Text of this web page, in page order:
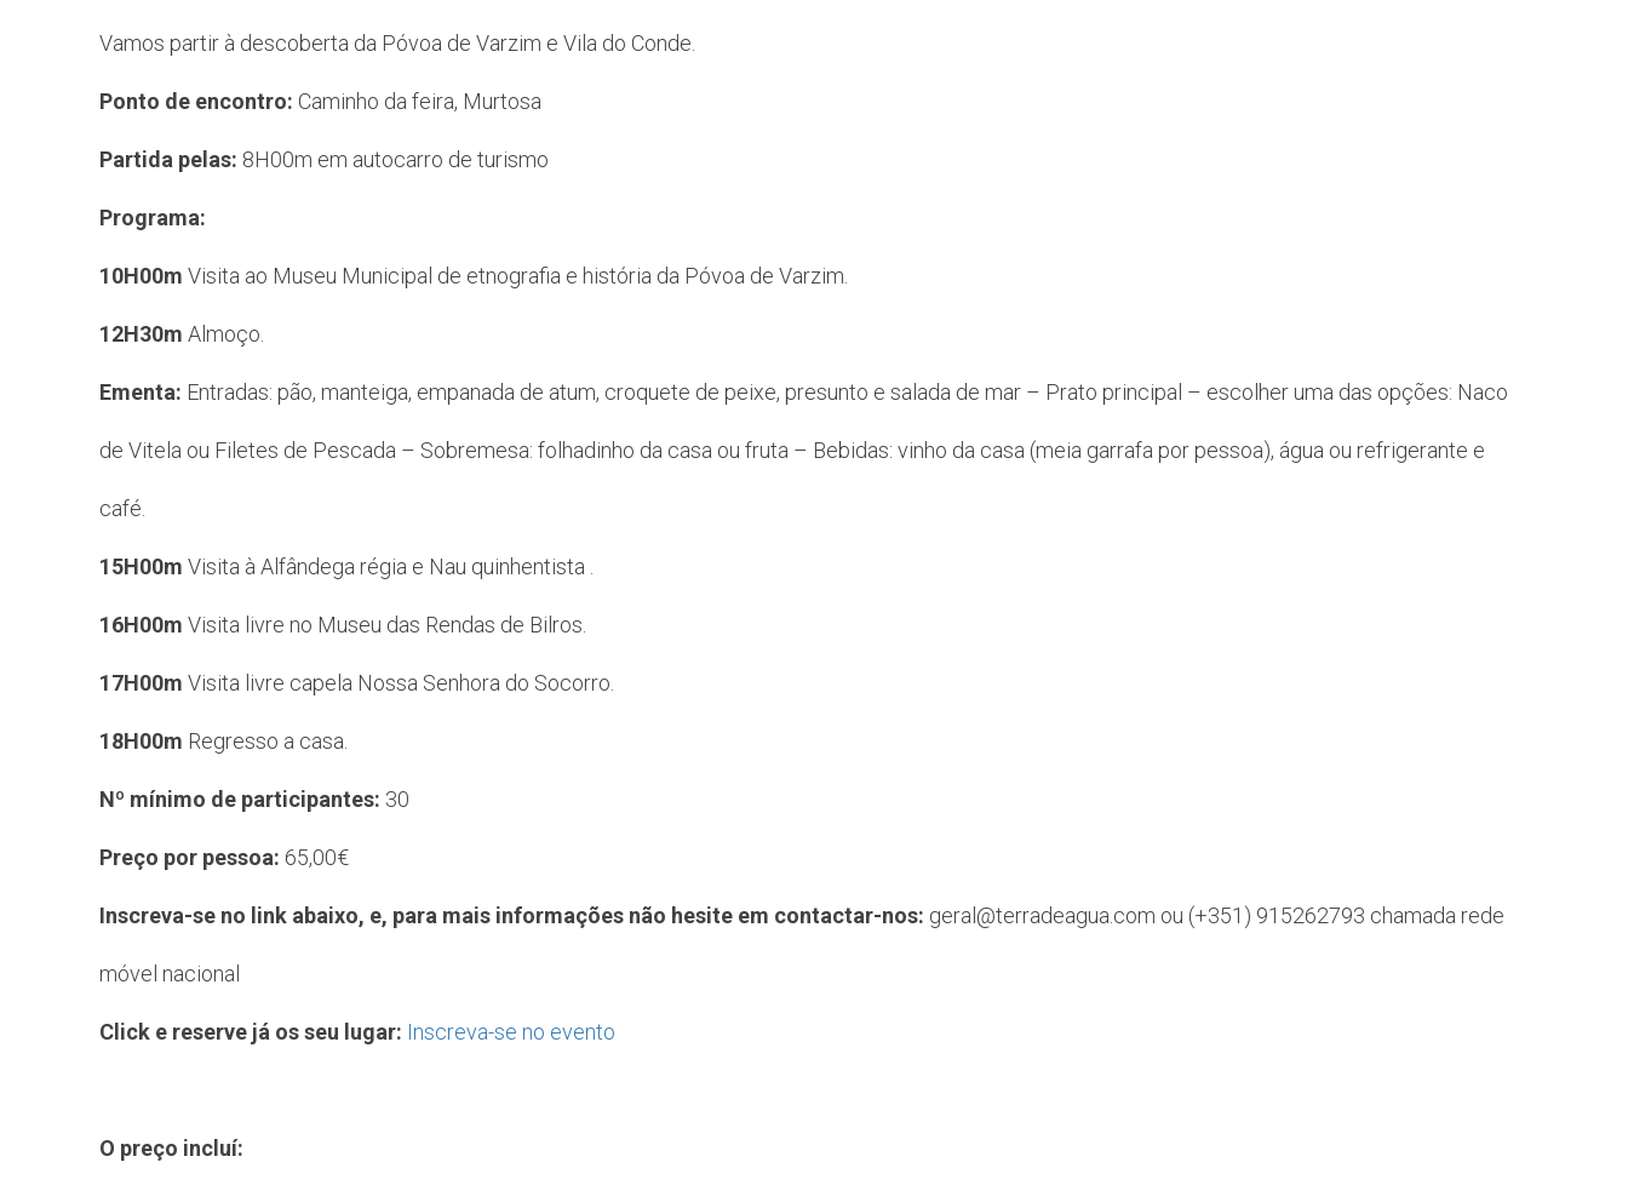
Vamos partir à descoberta da Póvoa de Varzim e Vila do Conde.
Ponto de encontro: Caminho da feira, Murtosa
Partida pelas: 8H00m em autocarro de turismo
Programa:
10H00mVisita ao Museu Municipal de etnografia e história da Póvoa de Varzim.
12H30mAlmoço.
Ementa: Entradas: pão, manteiga, empanada de atum, croquete de peixe, presunto e salada de mar – Prato principal – escolher uma das opções: Naco
de Vitela ou Filetes de Pescada – Sobremesa: folhadinho da casa ou fruta – Bebidas: vinho da casa (meia garrafa por pessoa), água ou refrigerante e
café.
15H00mVisita à Alfândega régia e Nau quinhentista .
16H00mVisita livre no Museu das Rendas de Bilros.
17H00mVisita livre capela Nossa Senhora do Socorro.
18H00m Regresso a casa.
Nº mínimo de participantes: 30
Preço por pessoa: 65,00€
Inscreva-se no link abaixo, e, para mais informações não hesite em contactar-nos: geral@terradeagua.com ou (+351) 915262793 chamada rede
móvel nacional
Click e reserve já os seu lugar: Inscreva-se no evento
O preço incluí: